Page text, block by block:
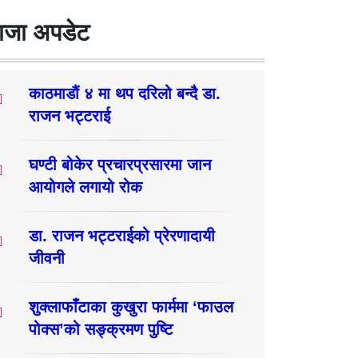
अपडेट
काठमाडौं ४ मा थप दरिलो बन्दै डा.
राजन भट्टराई
घण्टी बोकेर प्रचारप्रसारमा जान
आयोगले लगायो रोक
डा. राजन भट्टराईको प्रेरणादायी
जीवनी
शुक्लाफाँटाका कुखुरा फार्ममा ‘फाउल
पोक्स’को सङ्क्रमण पुष्टि